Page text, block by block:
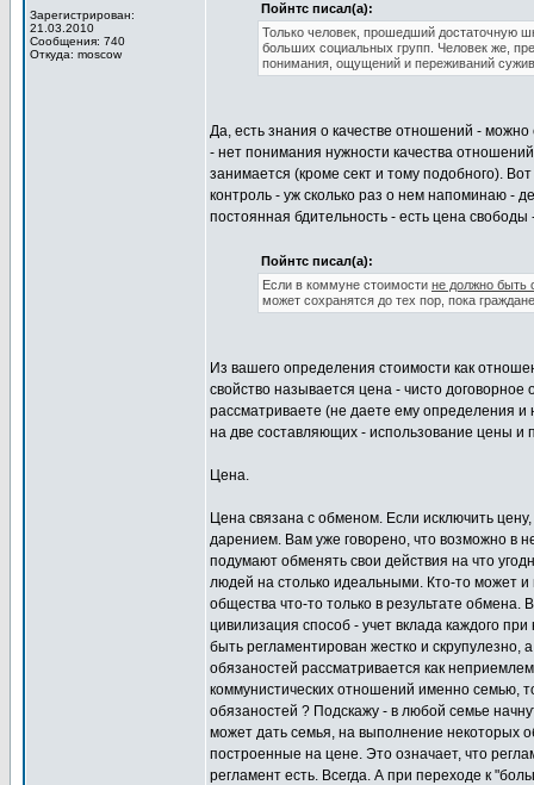
Зарегистрирован:
21.03.2010
Сообщения: 740
Откуда: moscow
Пойнтс писал(а):
Только человек, прошедший достаточную
больших социальных групп. Человек же,
понимания, ощущений и переживаний
Да, есть знания о качестве отношений -
- нет понимания нужности качества
занимается (кроме сект и тому подобного).
контроль - уж сколько раз о нем напоминаю -
постоянная бдительность - есть цена
Пойнтс писал(а):
Если в коммуне стоимости не должно быть
может сохранятся до тех пор, пока
Из вашего определения стоимости как
свойство называется цена - чисто
рассматриваете (не даете ему определения
на две составляющих - использование цены и
Цена.
Цена связана с обменом. Если исключить
дарением. Вам уже говорено, что возможно в
подумают обменять свои действия на что
людей на столько идеальными. Кто-то может
общества что-то только в результате обмена.
цивилизация способ - учет вклада каждого
быть регламентирован жестко и
обязаностей рассматривается как
коммунистических отношений именно семью,
обязаностей ? Подскажу - в любой семье
может дать семья, на выполнение некоторых
построенные на цене. Это означает, что
регламент есть. Всегда. А при переходе к